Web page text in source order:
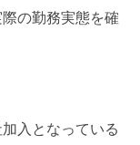
の勤務実態を確
入となっている